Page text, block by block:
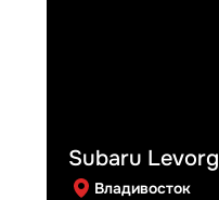
Subaru Levorg
Владивосток